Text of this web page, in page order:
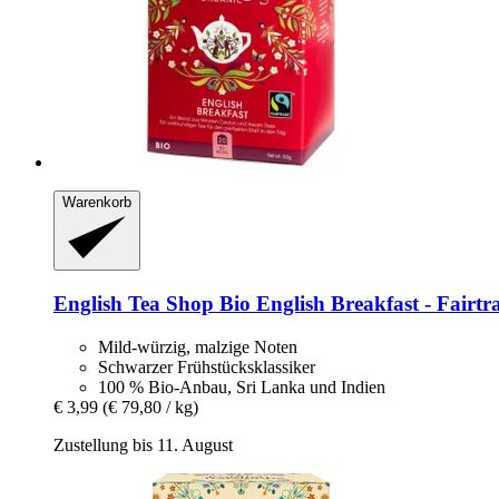
Warenkorb
English Tea Shop Bio English Breakfast -​
Mild-würzig, malzige Noten
Schwarzer Frühstücksklassiker
100 % Bio-Anbau, Sri Lanka und Indien
€ 3,99 (€ 79,80 / kg)
Zustellung bis 11. August